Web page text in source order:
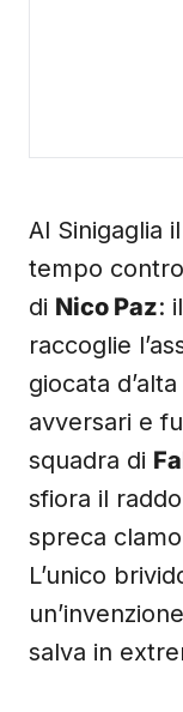
Al Sinigaglia il
tempo
di Nico Paz:
raccoglie
giocata
avversari e
squadra di
sfiora il
spreca
L’unico
salva in